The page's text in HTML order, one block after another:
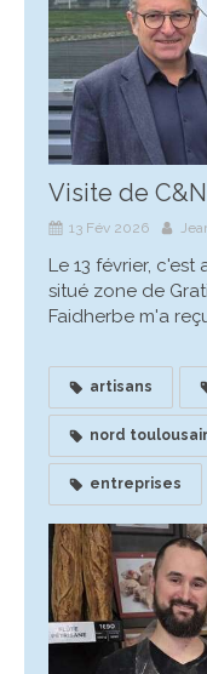
Visite de
13 Fév 2026
Le 13 février,
situé zone de
Faidherbe m'a
artisans
nord
entreprises